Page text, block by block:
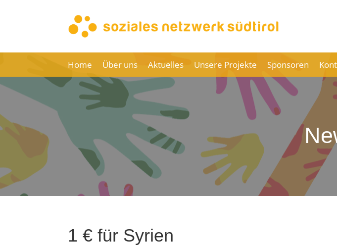
Home Über uns Aktuelles Unsere Projekte Sponsoren
1 € für Syrien